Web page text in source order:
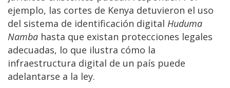
ejemplo, las cortes de Kenya detuvieron el uso
del sistema de identificación digital Huduma
Namba hasta que existan protecciones legales
adecuadas, lo que ilustra cómo la
infraestructura digital de un país puede
adelantarse a la ley.